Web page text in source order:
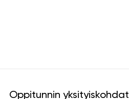
Oppitunnin yksityiskohdat